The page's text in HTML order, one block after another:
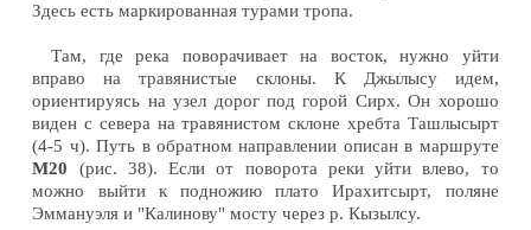
Здесь есть маркированная турами тропа.
Там, где река поворачивает на восток, нужно уйти
вправо на травянистые склоны. К Джылысу идем,
ориентируясь на узел дорог под горой Сирх. Он хорошо
виден с севера на травянистом склоне хребта Ташлысырт
(4-5 ч). Путь в обратном направлении описан в маршруте
М20 (рис. 38). Если от поворота реки уйти влево, то
можно выйти к подножию плато Ирахитсырт, поляне
Эммануэля и "Калинову" мосту через р. Кызылсу.